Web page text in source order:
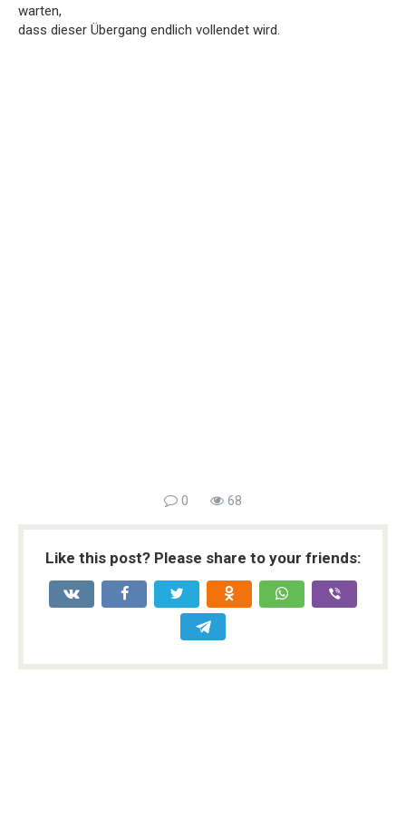
warten,
dass dieser Übergang endlich vollendet wird.
0 68
Like this post? Please share to your friends: